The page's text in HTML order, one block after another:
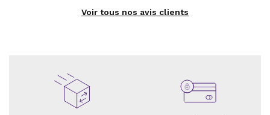
Voir tous nos avis clients